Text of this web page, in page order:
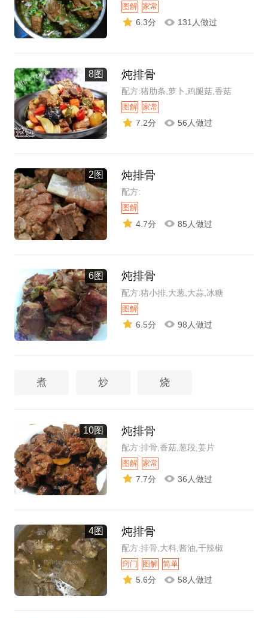
图解 家常
6.3分 131人做过
8图 炖排骨
配方:猪肋条,萝卜,鸡腿菇,香菇
图解 家常
7.2分 56人做过
2图 炖排骨
配方:
图解
4.7分 85人做过
6图 炖排骨
配方:猪小排,大葱,大蒜,冰糖
图解
6.5分 98人做过
煮 炒 烧
10图 炖排骨
配方:排骨,香菇,葱段,姜片
图解 家常
7.7分 36人做过
4图 炖排骨
配方:排骨,大料,酱油,干辣椒
窍门 图解 简单
5.6分 58人做过